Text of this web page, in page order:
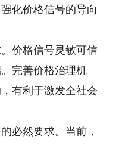
化价格信号的导向
价格信号灵敏可信
完善价格治理机
有利于激发全社会
必然要求。当前，